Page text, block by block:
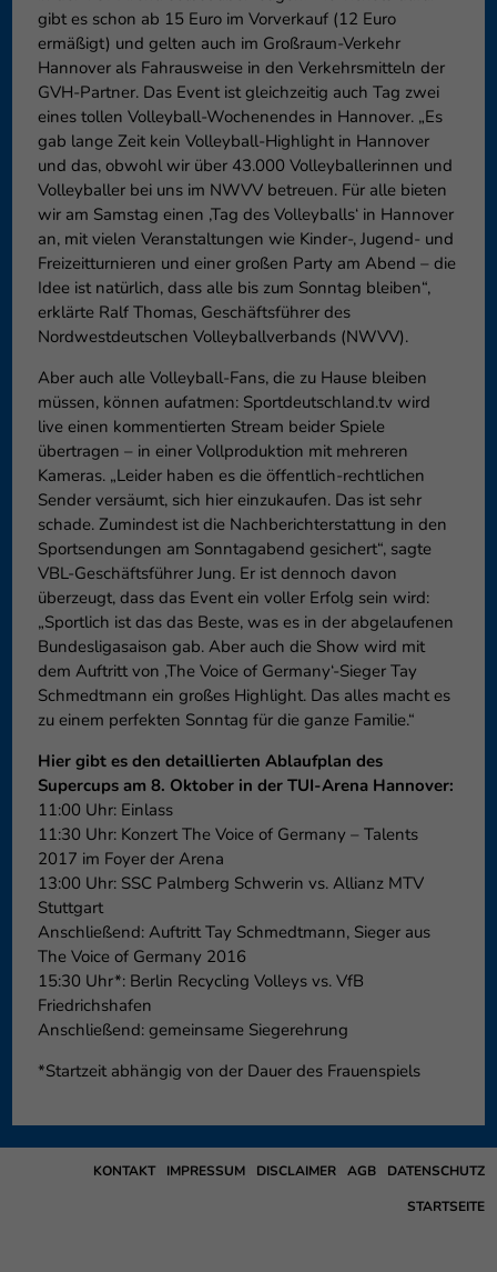
gibt es schon ab 15 Euro im Vorverkauf (12 Euro
ermäßigt) und gelten auch im Großraum-Verkehr
Hannover als Fahrausweise in den Verkehrsmitteln der
GVH-Partner. Das Event ist gleichzeitig auch Tag zwei
eines tollen Volleyball-Wochenendes in Hannover. „Es
gab lange Zeit kein Volleyball-Highlight in Hannover
und das, obwohl wir über 43.000 Volleyballerinnen und
Volleyballer bei uns im NWVV betreuen. Für alle bieten
wir am Samstag einen ‚Tag des Volleyballs‘ in Hannover
an, mit vielen Veranstaltungen wie Kinder-, Jugend- und
Freizeitturnieren und einer großen Party am Abend – die
Idee ist natürlich, dass alle bis zum Sonntag bleiben“,
erklärte Ralf Thomas, Geschäftsführer des
Nordwestdeutschen Volleyballverbands (NWVV).
Aber auch alle Volleyball-Fans, die zu Hause bleiben
müssen, können aufatmen: Sportdeutschland.tv wird
live einen kommentierten Stream beider Spiele
übertragen – in einer Vollproduktion mit mehreren
Kameras. „Leider haben es die öffentlich-rechtlichen
Sender versäumt, sich hier einzukaufen. Das ist sehr
schade. Zumindest ist die Nachberichterstattung in den
Sportsendungen am Sonntagabend gesichert“, sagte
VBL-Geschäftsführer Jung. Er ist dennoch davon
überzeugt, dass das Event ein voller Erfolg sein wird:
„Sportlich ist das das Beste, was es in der abgelaufenen
Bundesligasaison gab. Aber auch die Show wird mit
dem Auftritt von ‚The Voice of Germany‘-Sieger Tay
Schmedtmann ein großes Highlight. Das alles macht es
zu einem perfekten Sonntag für die ganze Familie.“
Hier gibt es den detaillierten Ablaufplan des
Supercups am 8. Oktober in der TUI-Arena Hannover:
11:00 Uhr: Einlass
11:30 Uhr: Konzert The Voice of Germany – Talents
2017 im Foyer der Arena
13:00 Uhr: SSC Palmberg Schwerin vs. Allianz MTV
Stuttgart
Anschließend: Auftritt Tay Schmedtmann, Sieger aus
The Voice of Germany 2016
15:30 Uhr*: Berlin Recycling Volleys vs. VfB
Friedrichshafen
Anschließend: gemeinsame Siegerehrung
*Startzeit abhängig von der Dauer des Frauenspiels
DATENSCHUTZ
AGB
DISCLAIMER
IMPRESSUM
KONTAKT
STARTSEITE